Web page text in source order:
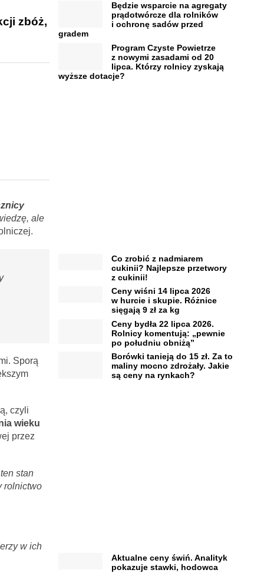
zbóż,
ale
Sporą
czyli
wieku
przez
stan
rolnictwo
w ich
Będzie wsparcie na agregaty
prądotwórcze dla rolników
i ochronę sadów przed
gradem
Program Czyste Powietrze
z nowymi zasadami od 20
lipca. Którzy rolnicy zyskają
wyższe dotacje?
Co zrobić z nadmiarem
cukinii? Najlepsze przetwory
z cukinii!
Ceny wiśni 14 lipca 2026
w hurcie i skupie. Różnice
sięgają 9 zł za kg
Ceny bydła 22 lipca 2026.
Rolnicy komentują: „pewnie
po południu obniżą”
Borówki tanieją do 15 zł. Za to
maliny mocno zdrożały. Jakie
są ceny na rynkach?
Aktualne ceny świń. Analityk
pokazuje stawki, hodowca